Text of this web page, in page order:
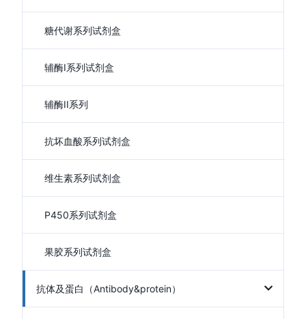
糖代谢系列试剂盒
辅酶I系列试剂盒
辅酶II系列
抗坏血酸系列试剂盒
维生素系列试剂盒
P450系列试剂盒
果胶系列试剂盒
抗体及蛋白（Antibody&protein）